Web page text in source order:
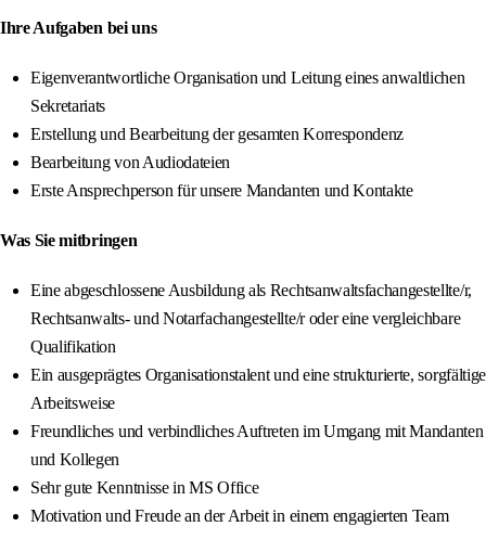
Ihre Aufgaben bei uns
Eigenverantwortliche Organisation und Leitung eines anwaltlichen
Sekretariats
Erstellung und Bearbeitung der gesamten Korrespondenz
Bearbeitung von Audiodateien
Erste Ansprechperson für unsere Mandanten und Kontakte
Was Sie mitbringen
Eine abgeschlossene Ausbildung als Rechtsanwaltsfachangestellte/r,
Rechtsanwalts- und Notarfachangestellte/r oder eine vergleichbare
Qualifikation
Ein ausgeprägtes Organisationstalent und eine strukturierte, sorgfältige
Arbeitsweise
Freundliches und verbindliches Auftreten im Umgang mit Mandanten
und Kollegen
Sehr gute Kenntnisse in MS Office
Motivation und Freude an der Arbeit in einem engagierten Team